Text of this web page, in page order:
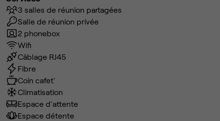
3 salles de réunion partagées
Salle de réunion privée
2 phonebox
Wifi
Câblage RJ45
Fibre
Coin cafet'
Climatisation
Espace d'attente
Espace détente